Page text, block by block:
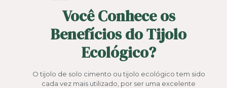
Você Conhece os
Benefícios do Tijolo
Ecológico?
O tijolo de solo cimento ou tijolo ecológico tem sido
cada vez mais utilizado, por ser uma excelente